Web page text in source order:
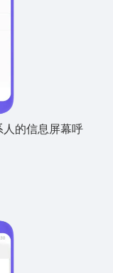
的信息屏幕呼